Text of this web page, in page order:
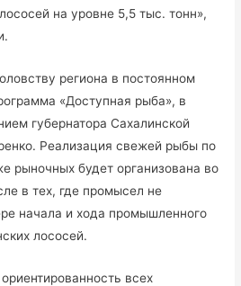
на уровне 5,5 тыс. тонн»,
региона в постоянном
«Доступная рыба», в
губернатора Сахалинской
Реализация свежей рыбы по
рыночных будет организована во
в тех, где промысел не
начала и хода промышленного
лососей.
всех